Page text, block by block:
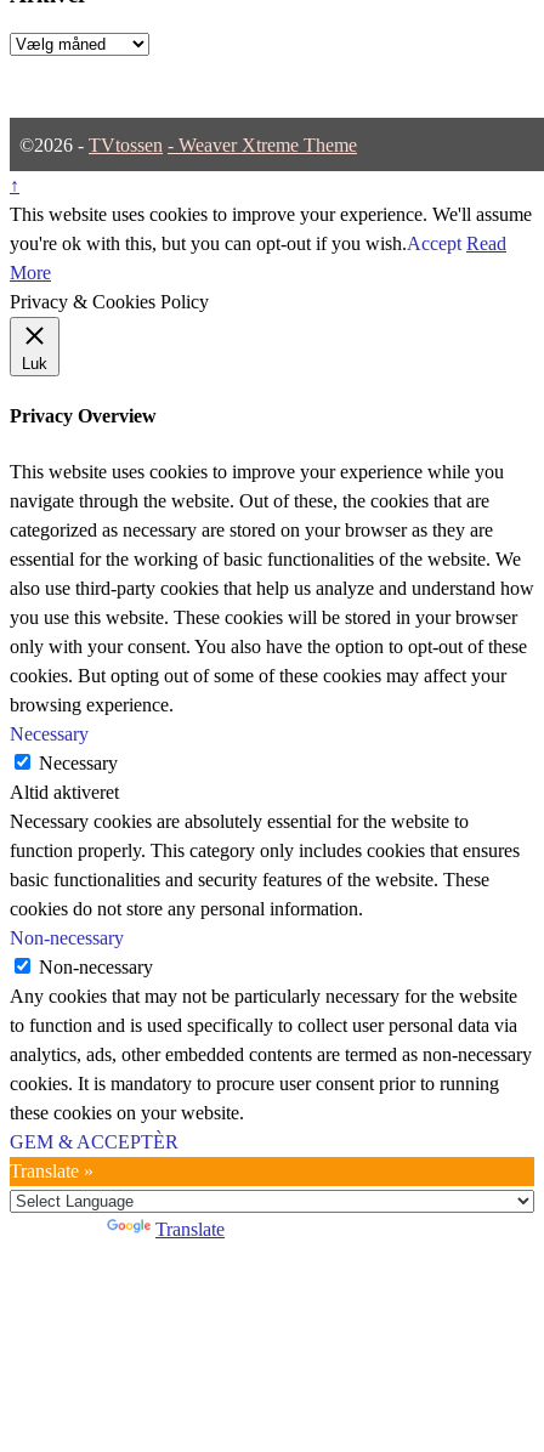
Arkiver
©2026 - TVtossen - Weaver Xtreme Theme
↑
This website uses cookies to improve your experience. We'll assume
you're ok with this, but you can opt-out if you wish.Accept Read
More
Privacy & Cookies Policy
Luk
Privacy Overview
This website uses cookies to improve your experience while you
navigate through the website. Out of these, the cookies that are
categorized as necessary are stored on your browser as they are
essential for the working of basic functionalities of the website. We
also use third-party cookies that help us analyze and understand how
you use this website. These cookies will be stored in your browser
only with your consent. You also have the option to opt-out of these
cookies. But opting out of some of these cookies may affect your
browsing experience.
Necessary
Necessary
Altid aktiveret
Necessary cookies are absolutely essential for the website to
function properly. This category only includes cookies that ensures
basic functionalities and security features of the website. These
cookies do not store any personal information.
Non-necessary
Non-necessary
Any cookies that may not be particularly necessary for the website
to function and is used specifically to collect user personal data via
analytics, ads, other embedded contents are termed as non-necessary
cookies. It is mandatory to procure user consent prior to running
these cookies on your website.
GEM & ACCEPTÈR
Translate »
Translate